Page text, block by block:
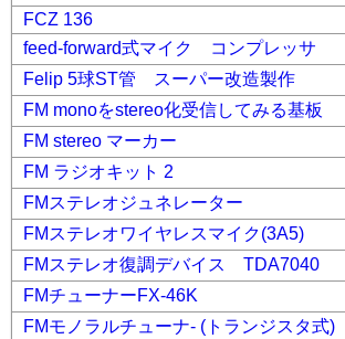
FCZ 136
feed-forward式マイク コンプレッサ
Felip 5球ST管 スーパー改造製作
FM monoをstereo化受信してみる基板
FM stereo マーカー
FM ラジオキット 2
FMステレオジュネレーター
FMステレオワイヤレスマイク(3A5)
FMステレオ復調デバイス TDA7040
FMチューナーFX-46K
FMモノラルチューナ- (トランジスタ式)